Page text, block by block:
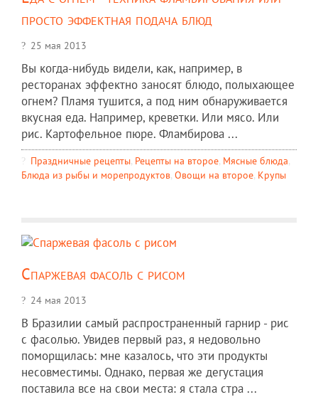
просто эффектная подача блюд
25 мая 2013
Вы когда-нибудь видели, как, например, в
ресторанах эффектно заносят блюдо, полыхающее
огнем? Пламя тушится, а под ним обнаруживается
вкусная еда. Например, креветки. Или мясо. Или
рис. Картофельное пюре. Фламбирова ...
Праздничные рецепты, Рецепты на второе, Мясные блюда,
Блюда из рыбы и морепродуктов, Овощи на второе, Крупы
Спаржевая фасоль с рисом
24 мая 2013
В Бразилии самый распространенный гарнир - рис
с фасолью. Увидев первый раз, я недовольно
поморщилась: мне казалось, что эти продукты
несовместимы. Однако, первая же дегустация
поставила все на свои места: я стала стра ...